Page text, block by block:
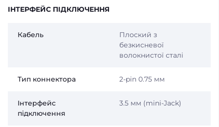
ІНТЕРФЕЙС ПІДКЛЮЧЕННЯ
Кабель
Плоский з
безкисневої
волокнистої сталі
Тип коннектора 2-pin 0.75 мм
Інтерфейс
підключення
3.5 мм (mini-Jack)